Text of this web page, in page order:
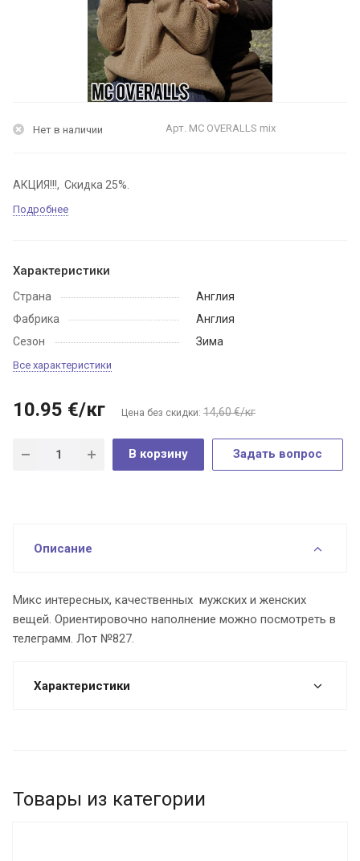
Нет в наличии Арт. MC OVERALLS mix
АКЦИЯ!!!, Скидка 25%.
Подробнее
Характеристики
Страна
Англия
Фабрика
Англия
Сезон
Зима
Все характеристики
10.95 €/кг Цена без скидки: 14,60 €/кг
В корзину Задать вопрос
Описание
Микс интересных, качественных мужских и женских
вещей. Ориентировочно наполнение можно посмотреть в
телеграмм. Лот №827.
Характеристики
Товары из категории